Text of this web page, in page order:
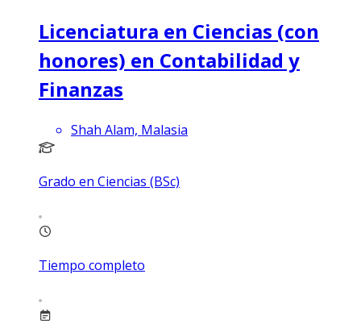
Licenciatura en Ciencias (con
honores) en Contabilidad y
Finanzas
Shah Alam, Malasia
Grado en Ciencias (BSc)
Tiempo completo